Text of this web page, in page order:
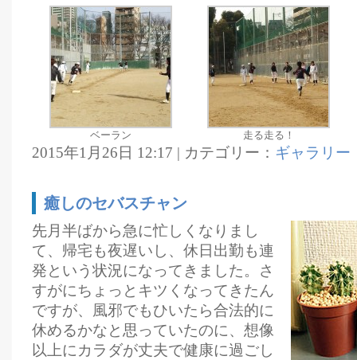
ベーラン 走る走る！
2015年1月26日 12:17 | カテゴリー： ギャラリー
癒しのセバスチャン
先月半ばから急に忙しくなりまし
て、帰宅も夜遅いし、休日出勤も連
発という状況になってきました。さ
すがにちょっとキツくなってきたん
ですが、風邪でもひいたら合法的に
休めるかなと思っていたのに、想像
以上にカラダが丈夫で健康に過ごし